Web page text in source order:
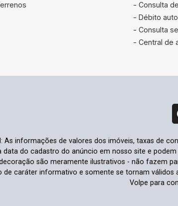
- Consulta
- Débito
- Consulta
- Central de
As informações de valores dos imóveis, taxas de
data do cadastro do anúncio em nosso site e
são meramente ilustrativos - não fazem
de caráter informativo e somente se tornam
Volpe para